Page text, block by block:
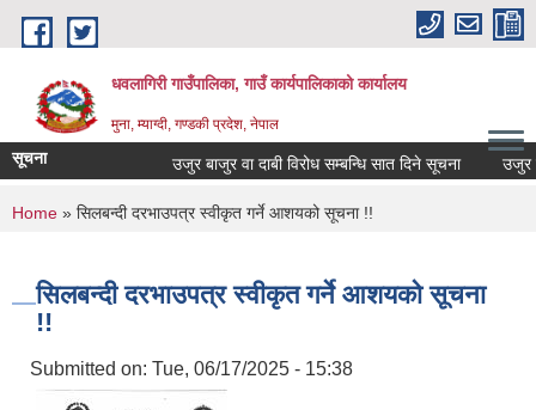
Skip to main content
धवलागिरी गाउँपालिका, गाउँ कार्यपालिकाको कार्यालय
मुना, म्याग्दी, गण्डकी प्रदेश, नेपाल
सूचना उजुर बाजुर वा दाबी विरोध सम्बन्धि सात दिने सूचना उजुर
You are here
Home » सिलबन्दी दरभाउपत्र स्वीकृत गर्ने आशयको सूचना !!
सिलबन्दी दरभाउपत्र स्वीकृत गर्ने आशयको सूचना
!!
Submitted on: Tue, 06/17/2025 - 15:38